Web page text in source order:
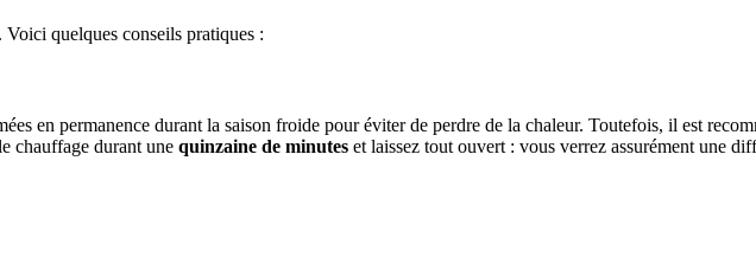
quelques conseils pratiques :
en permanence durant la saison froide pour éviter de perdre de la chaleur. Toutefois, il est
chauffage durant une quinzaine de minutes et laissez tout ouvert : vous verrez assurément une